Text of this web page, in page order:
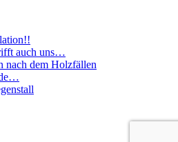
auch uns…
nach dem Holzfällen